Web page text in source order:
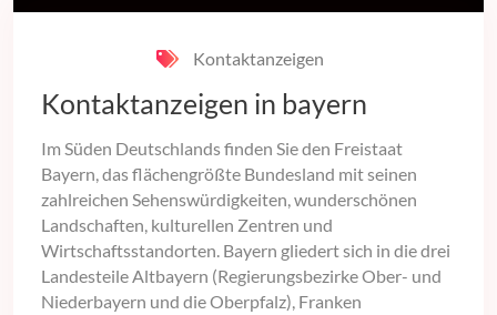
Kontaktanzeigen
Kontaktanzeigen in bayern
Im Süden Deutschlands finden Sie den Freistaat
Bayern, das flächengrößte Bundesland mit seinen
zahlreichen Sehenswürdigkeiten, wunderschönen
Landschaften, kulturellen Zentren und
Wirtschaftsstandorten. Bayern gliedert sich in die drei
Landesteile Altbayern (Regierungsbezirke Ober- und
Niederbayern und die Oberpfalz), Franken